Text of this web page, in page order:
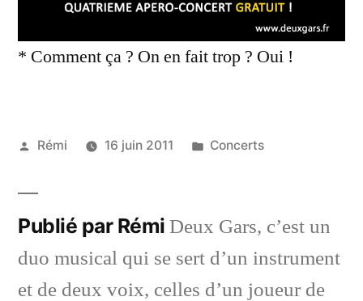
* Comment ça ? On en fait trop ? Oui !
Publié
Rémi 16 juin 2011
Publié
Concerts
Publié par RémiDeux Gars, c’est un
duo musical qui se sert d’un instrument
et de deux voix, celles d’un joueur de